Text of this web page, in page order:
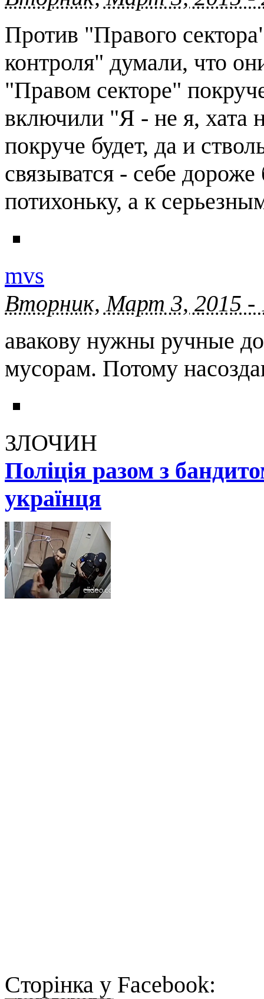
Против "Правого
контроля" думали, что
"Правом секторе"
включили "Я - не я, хата
покруче будет, да и
связыватся - себе
потихоньку, а к
mvs
Вторник, Март 3, 2015 -
авакову нужны ручные
мусорам. Потому
ЗЛОЧИН
Поліція разом з
українця
Cторінка у Facebook: